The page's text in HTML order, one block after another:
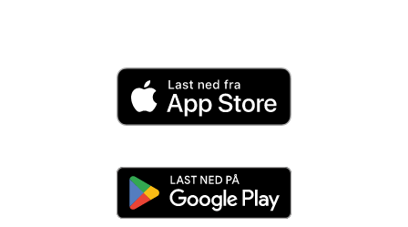
bussen: lytt til opptak av egen
stemmegruppe, eventuelt SAMTIDIG
som du ser på notene 👌 Sjekk inn,
medkorister, ALT i samme app 👏